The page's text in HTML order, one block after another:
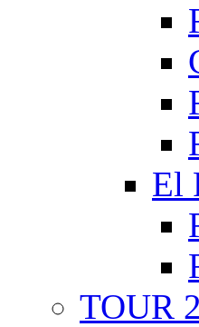
El
TOUR